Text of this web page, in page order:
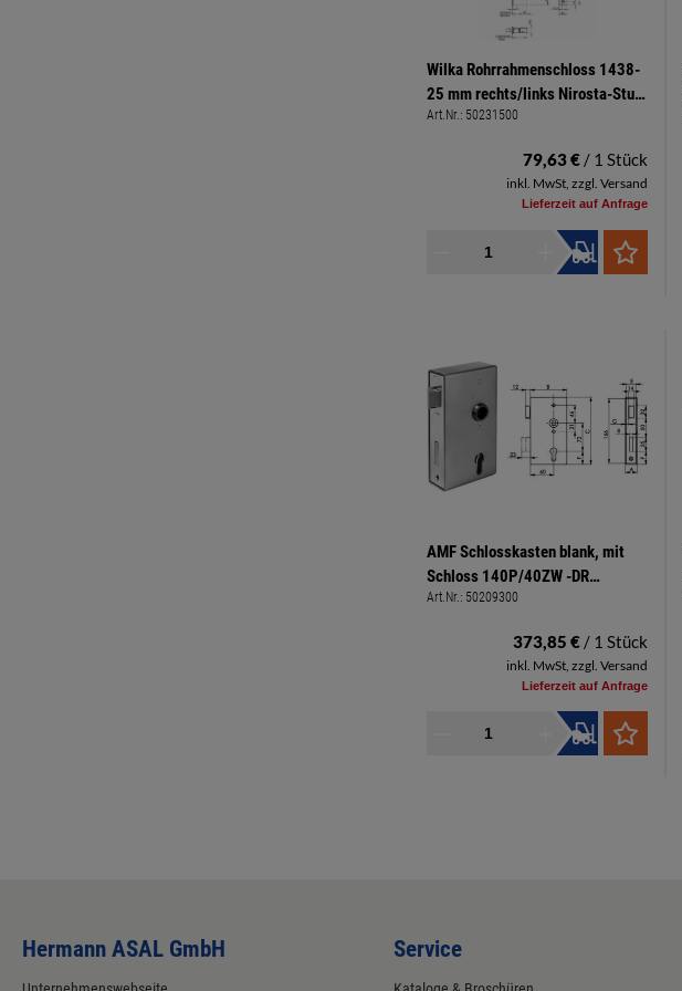
Wilka Rohrrahmenschloss 1438-
25 mm rechts/links Nirosta-Stulp
245 x 24 x 3 mm, 5 mm
Art.Nr.: 50231500
79,63 € / 1 Stück
inkl. MwSt, zzgl. Versand
Lieferzeit auf Anfrage
AMF Schlosskasten blank, mit
Schloss 140P/40ZW -DR
Funktion E
Art.Nr.: 50209300
373,85 € / 1 Stück
inkl. MwSt, zzgl. Versand
Lieferzeit auf Anfrage
Hermann ASAL GmbH Service